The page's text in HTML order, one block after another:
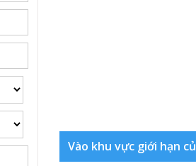
Vào khu vực giới hạn